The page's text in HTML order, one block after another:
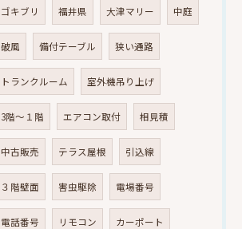
ゴキブリ 福井県 大津マリー 中庭
破風 備付テーブル 狭い通路
トランクルーム 室外機吊り上げ
3階～１階 エアコン取付 相見積
中古販売 テラス屋根 引込線
３階壁面 害虫駆除 電場番号
電話番号 リモコン カーポート